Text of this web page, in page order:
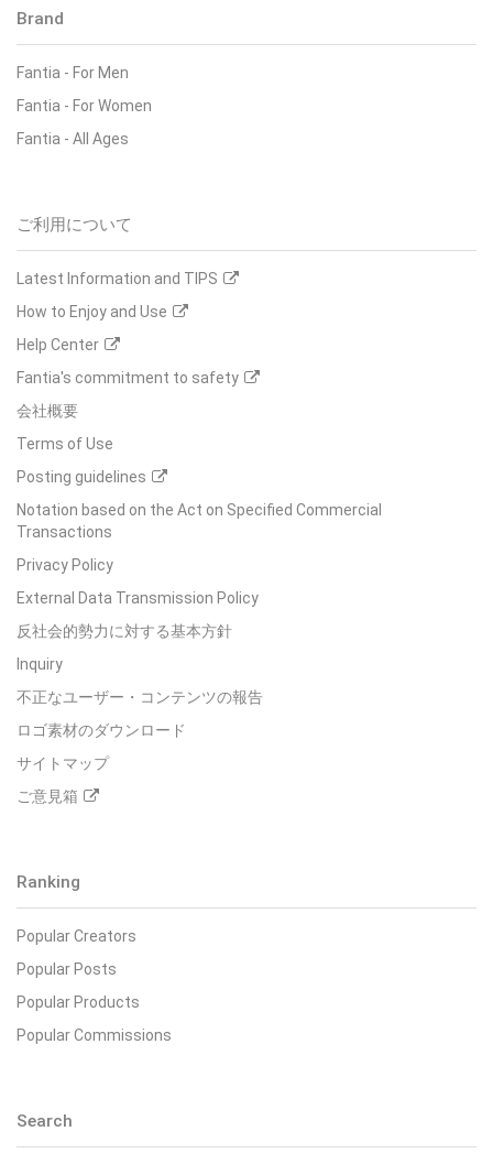
Brand
Fantia - For Men
Fantia - For Women
Fantia - All Ages
ご利用について
Latest Information and TIPS
How to Enjoy and Use
Help Center
Fantia's commitment to safety
会社概要
Terms of Use
Posting guidelines
Notation based on the Act on Specified Commercial
Transactions
Privacy Policy
External Data Transmission Policy
反社会的勢力に対する基本方針
Inquiry
不正なユーザー・コンテンツの報告
ロゴ素材のダウンロード
サイトマップ
ご意見箱
Ranking
Popular Creators
Popular Posts
Popular Products
Popular Commissions
Search